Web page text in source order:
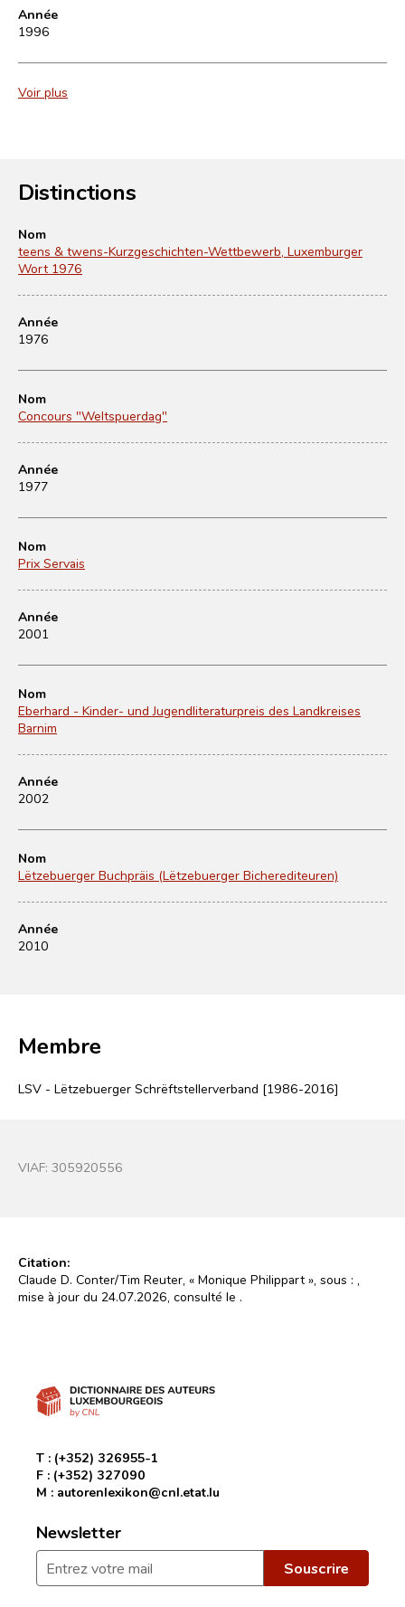
Année
1996
Voir plus
Distinctions
Nom
teens & twens-Kurzgeschichten-Wettbewerb, Luxemburger
Wort 1976
Année
1976
Nom
Concours "Weltspuerdag"
Année
1977
Nom
Prix Servais
Année
2001
Nom
Eberhard - Kinder- und Jugendliteraturpreis des Landkreises
Barnim
Année
2002
Nom
Lëtzebuerger Buchpräis (Lëtzebuerger Bicherediteuren)
Année
2010
Membre
LSV - Lëtzebuerger Schrëftstellerverband [1986-2016]
VIAF: 305920556
Citation:
Claude D. Conter/Tim Reuter, « Monique Philippart », sous : ,
mise à jour du 24.07.2026, consulté le .
T : (+352) 326955-1
F : (+352) 327090
M : autorenlexikon@cnl.etat.lu
Newsletter